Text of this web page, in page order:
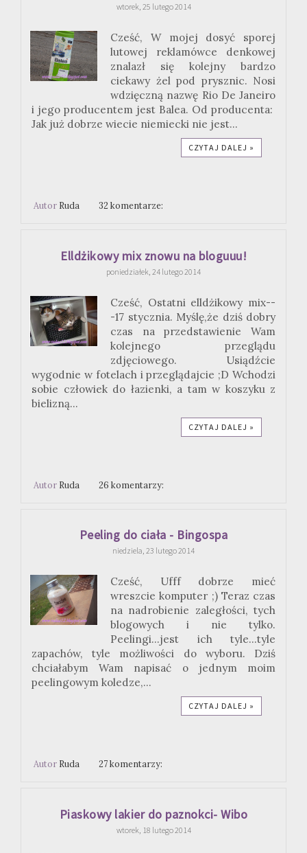
wtorek, 25 lutego 2014
Cześć, W mojej dosyć sporej
lutowej reklamówce denkowej
znalazł się kolejny bardzo
ciekawy żel pod prysznic. Nosi
wdzięczną nazwę Rio De Janeiro
i jego producentem jest Balea. Od producenta:
Jak już dobrze wiecie niemiecki nie jest...
CZYTAJ DALEJ »
Autor Ruda 32 komentarze:
Elldżikowy mix znowu na bloguuu!
poniedziałek, 24 lutego 2014
Cześć, Ostatni elldżikowy mix--
-17 stycznia. Myślę,że dziś dobry
czas na przedstawienie Wam
kolejnego przeglądu
zdjęciowego. Usiądźcie
wygodnie w fotelach i przeglądajcie ;D Wchodzi
sobie człowiek do łazienki, a tam w koszyku z
bielizną...
CZYTAJ DALEJ »
Autor Ruda 26 komentarzy:
Peeling do ciała - Bingospa
niedziela, 23 lutego 2014
Cześć, Ufff dobrze mieć
wreszcie komputer ;) Teraz czas
na nadrobienie zaległości, tych
blogowych i nie tylko.
Peelingi...jest ich tyle...tyle
zapachów, tyle możliwości do wyboru. Dziś
chciałabym Wam napisać o jednym moim
peelingowym koledze,...
CZYTAJ DALEJ »
Autor Ruda 27 komentarzy:
Piaskowy lakier do paznokci- Wibo
wtorek, 18 lutego 2014